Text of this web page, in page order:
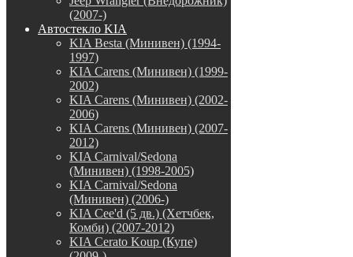
(2007-)
Автостекло KIA
KIA Besta (Минивен) (1994-
1997)
KIA Carens (Минивен) (1999-
2002)
KIA Carens (Минивен) (2002-
2006)
KIA Carens (Минивен) (2007-
2012)
KIA Carnival/Sedona
(Минивен) (1998-2005)
KIA Carnival/Sedona
(Минивен) (2006-)
KIA Cee'd (5 дв.) (Хетчбек,
Комби) (2007-2012)
KIA Cerato Koup (Купе)